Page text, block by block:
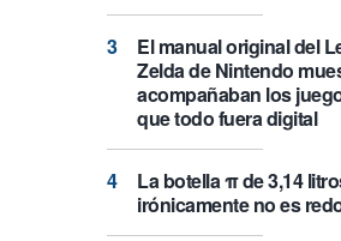
El manual original del
Zelda de Nintendo
acompañaban los
que todo fuera digital
La botella π de 3,14
irónicamente no es